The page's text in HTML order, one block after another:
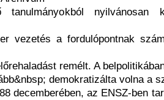
nyilvánosan
vezetés a fordulópontnak
remélt. A
demokratizálta volna a
decemberében, az ENSZ-ben